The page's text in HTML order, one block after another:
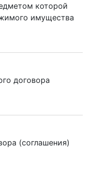
которой
имущества
договора
(соглашения)